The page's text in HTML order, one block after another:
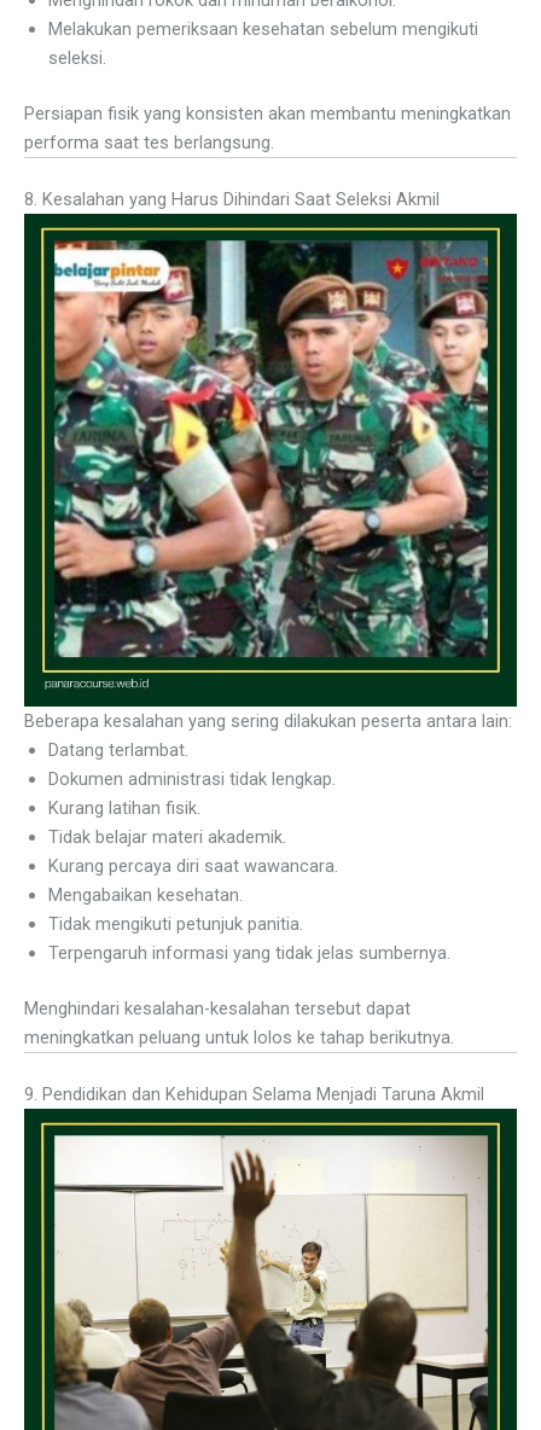
Melakukan pemeriksaan kesehatan sebelum mengikuti
seleksi.
Persiapan fisik yang konsisten akan membantu meningkatkan
performa saat tes berlangsung.
8. Kesalahan yang Harus Dihindari Saat Seleksi Akmil
Beberapa kesalahan yang sering dilakukan peserta antara lain:
Datang terlambat.
Dokumen administrasi tidak lengkap.
Kurang latihan fisik.
Tidak belajar materi akademik.
Kurang percaya diri saat wawancara.
Mengabaikan kesehatan.
Tidak mengikuti petunjuk panitia.
Terpengaruh informasi yang tidak jelas sumbernya.
Menghindari kesalahan-kesalahan tersebut dapat
meningkatkan peluang untuk lolos ke tahap berikutnya.
9. Pendidikan dan Kehidupan Selama Menjadi Taruna Akmil